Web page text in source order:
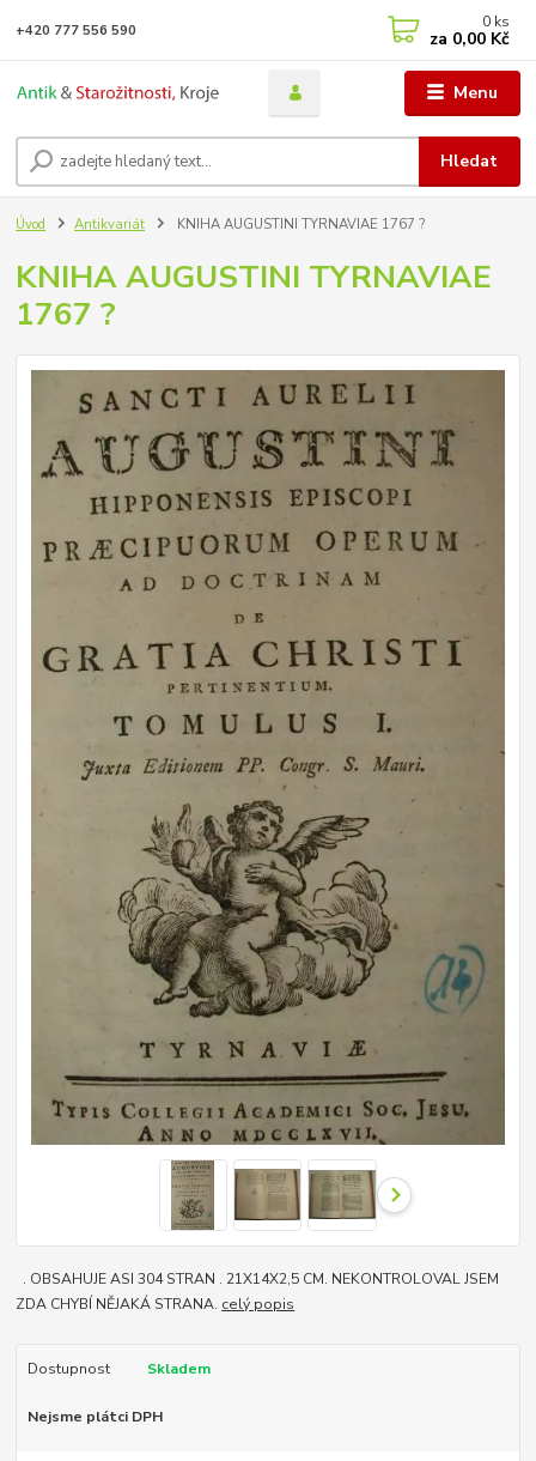
Menu
Hledat
+420 777 556 590 0 ks
za 0,00 Kč
Úvod Antikvariát KNIHA AUGUSTINI TYRNAVIAE 1767 ?
KNIHA AUGUSTINI TYRNAVIAE
1767 ?
. OBSAHUJE ASI 304 STRAN . 21X14X2,5 CM. NEKONTROLOVAL JSEM
ZDA CHYBÍ NĚJAKÁ STRANA. celý popis
Dostupnost Skladem
Nejsme plátci DPH